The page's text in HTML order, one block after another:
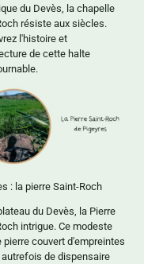
du Devès, la chapelle
résiste aux siècles.
l'histoire et
de cette halte
: la pierre Saint-Roch
du Devès, la Pierre
intrigue. Ce modeste
pierre couvert d'empreintes
de dispensaire